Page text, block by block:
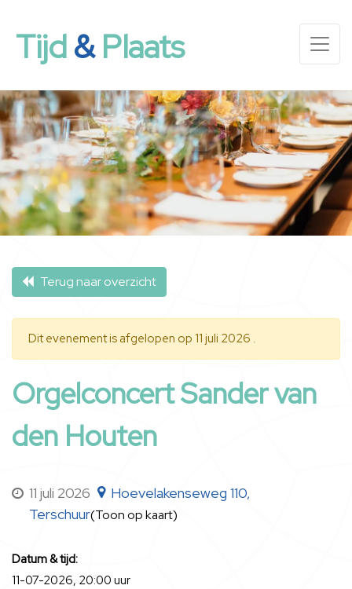
Tijd&Plaats
Terug naar overzicht
Dit evenement is afgelopen op 11 juli 2026 .
Orgelconcert Sander van
den Houten
11 juli 2026
Hoevelakenseweg 110,
Terschuur(Toon op kaart)
Datum & tijd:
11-07-2026, 20:00 uur